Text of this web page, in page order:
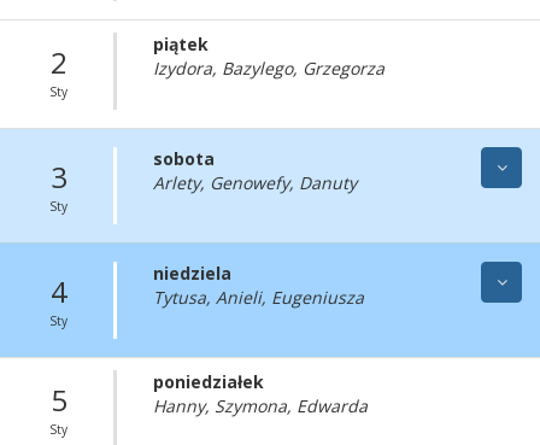
2
Sty
piątek
Izydora, Bazylego, Grzegorza
3
Sty
sobota
Arlety, Genowefy, Danuty
4
Sty
niedziela
Tytusa, Anieli, Eugeniusza
5
Sty
poniedziałek
Hanny, Szymona, Edwarda